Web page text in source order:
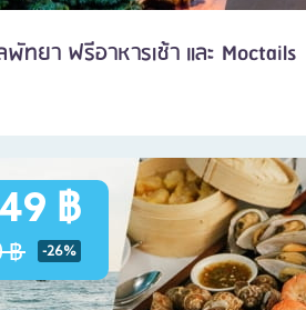
ทยา ฟรีอาหารเช้า และ Moctails
฿
฿ -26%